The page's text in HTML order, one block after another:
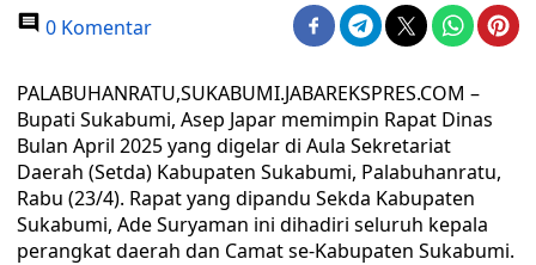
0 Komentar
PALABUHANRATU,SUKABUMI.JABAREKSPRES.COM –
Bupati Sukabumi, Asep Japar memimpin Rapat Dinas
Bulan April 2025 yang digelar di Aula Sekretariat
Daerah (Setda) Kabupaten Sukabumi, Palabuhanratu,
Rabu (23/4). Rapat yang dipandu Sekda Kabupaten
Sukabumi, Ade Suryaman ini dihadiri seluruh kepala
perangkat daerah dan Camat se-Kabupaten Sukabumi.